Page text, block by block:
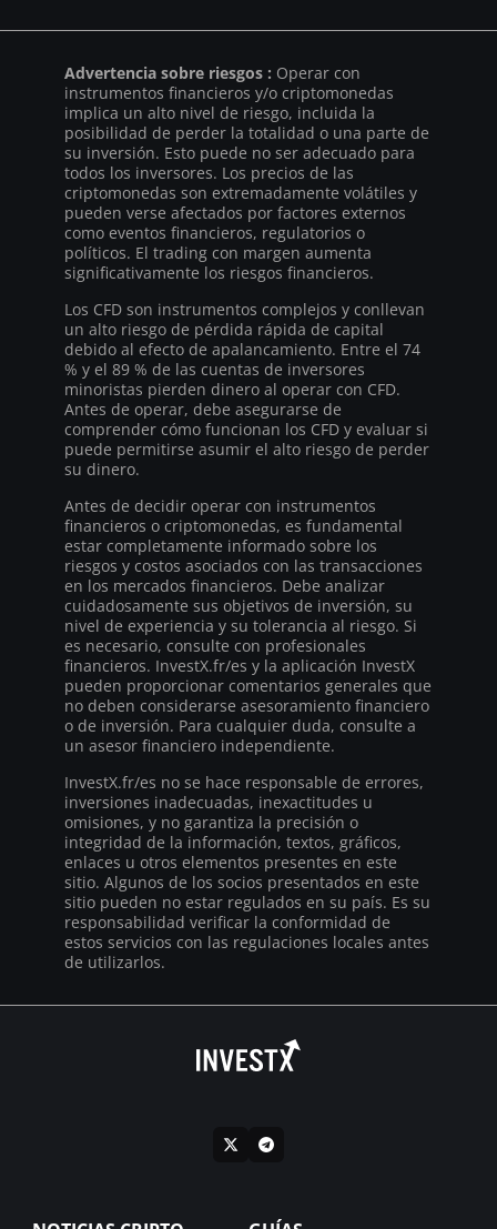
Advertencia sobre riesgos : Operar con
instrumentos financieros y/o criptomonedas
implica un alto nivel de riesgo, incluida la
posibilidad de perder la totalidad o una parte de
su inversión. Esto puede no ser adecuado para
todos los inversores. Los precios de las
criptomonedas son extremadamente volátiles y
pueden verse afectados por factores externos
como eventos financieros, regulatorios o
políticos. El trading con margen aumenta
significativamente los riesgos financieros.
Los CFD son instrumentos complejos y conllevan
un alto riesgo de pérdida rápida de capital
debido al efecto de apalancamiento. Entre el 74
% y el 89 % de las cuentas de inversores
minoristas pierden dinero al operar con CFD.
Antes de operar, debe asegurarse de
comprender cómo funcionan los CFD y evaluar si
puede permitirse asumir el alto riesgo de perder
su dinero.
Antes de decidir operar con instrumentos
financieros o criptomonedas, es fundamental
estar completamente informado sobre los
riesgos y costos asociados con las transacciones
en los mercados financieros. Debe analizar
cuidadosamente sus objetivos de inversión, su
nivel de experiencia y su tolerancia al riesgo. Si
es necesario, consulte con profesionales
financieros. InvestX.fr/es y la aplicación InvestX
pueden proporcionar comentarios generales que
no deben considerarse asesoramiento financiero
o de inversión. Para cualquier duda, consulte a
un asesor financiero independiente.
InvestX.fr/es no se hace responsable de errores,
inversiones inadecuadas, inexactitudes u
omisiones, y no garantiza la precisión o
integridad de la información, textos, gráficos,
enlaces u otros elementos presentes en este
sitio. Algunos de los socios presentados en este
sitio pueden no estar regulados en su país. Es su
responsabilidad verificar la conformidad de
estos servicios con las regulaciones locales antes
de utilizarlos.